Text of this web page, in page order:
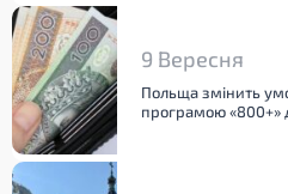
9 Вересня
Польща змінить
програмою «800+»